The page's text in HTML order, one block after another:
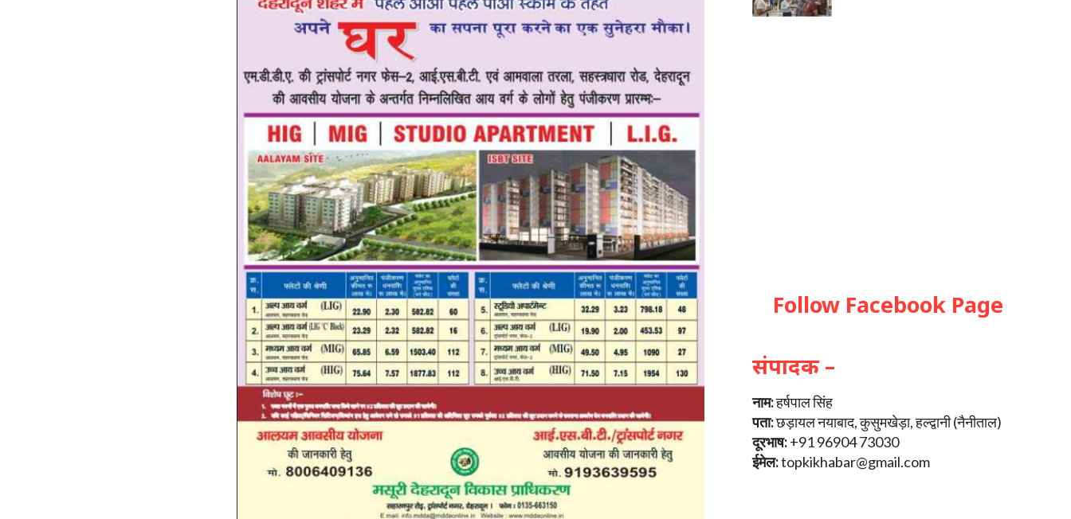
Follow Facebook Page
संपादक –
नाम:हर्षपाल सिंह
पता:छड़ायल नयाबाद, कुसुमखेड़ा, हल्द्वानी (नैनीताल)
दूरभाष:+91 96904 73030
ईमेल:topkikhabar@gmail.com